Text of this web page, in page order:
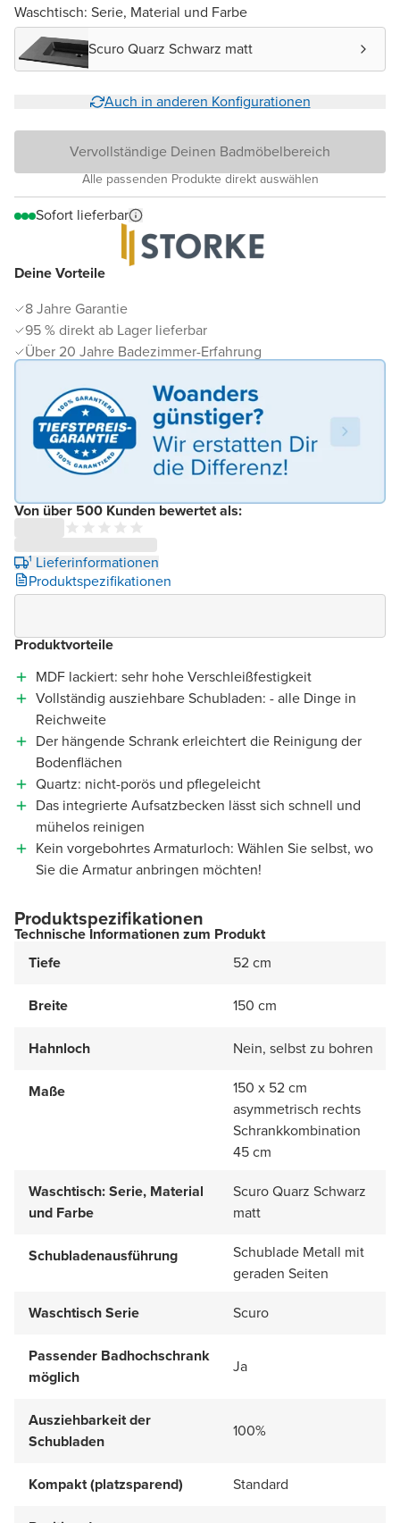
Deine Vorteile
8 Jahre Garantie
95 % direkt ab Lager lieferbar
Über 20 Jahre Badezimmer-Erfahrung
Von über 500 Kunden bewertet als:
¹ Lieferinformationen
Produktspezifikationen
Waschtisch: Serie, Material und Farbe
Scuro Quarz Schwarz matt
Auch in anderen Konfigurationen
Vervollständige Deinen Badmöbelbereich
Alle passenden Produkte direkt auswählen
Sofort lieferbar
Produktvorteile
MDF lackiert: sehr hohe Verschleißfestigkeit
Vollständig ausziehbare Schubladen: - alle Dinge in
Reichweite
Der hängende Schrank erleichtert die Reinigung der
Bodenflächen
Quartz: nicht-porös und pflegeleicht
Das integrierte Aufsatzbecken lässt sich schnell und
mühelos reinigen
Kein vorgebohrtes Armaturloch: Wählen Sie selbst, wo
Sie die Armatur anbringen möchten!
Produktspezifikationen
Technische Informationen zum Produkt
Tiefe
52 cm
Breite 150 cm
Hahnloch Nein, selbst zu bohren
Maße
150 x 52 cm
asymmetrisch rechts
Schrankkombination
45 cm
Waschtisch: Serie, Material
und Farbe
Scuro Quarz Schwarz
matt
Schubladenausführung
Schublade Metall mit
geraden Seiten
Waschtisch Serie
Scuro
Passender Badhochschrank
möglich
Ja
Ausziehbarkeit der
Schubladen
100%
Kompakt (platzsparend) Standard